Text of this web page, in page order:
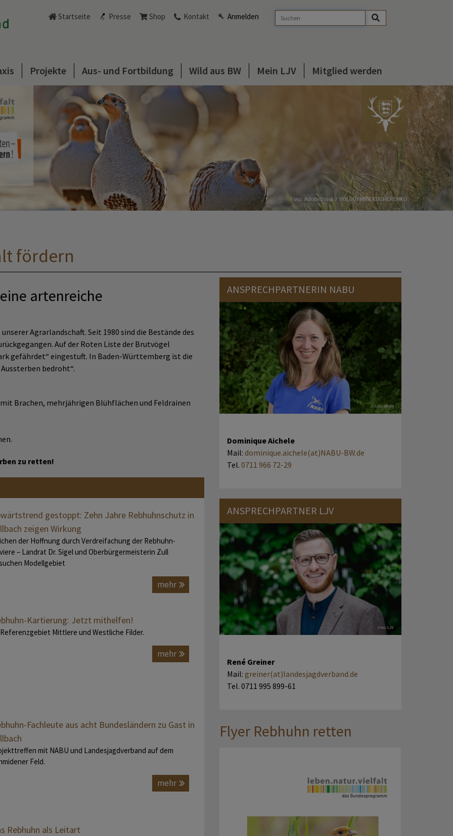
Startseite Presse Shop Kontakt Anmelden
Projekte Aus- und Fortbildung Wild aus BW Mein LJV Mitglied werden
fördern
artenreiche
Agrarlandschaft. Seit 1980 sind die Bestände des
Auf der Roten Liste der Brutvögel
gefährdet“ eingestuft. In Baden-Württemberg ist die
bedroht“.
Brachen, mehrjährigen Blühflächen und Feldrainen
zu retten!
gestoppt: Zehn Jahre Rebhuhnschutz in
zeigen Wirkung
der Hoffnung durch Verdreifachung der Rebhuhn-
– Landrat Dr. Sigel und Oberbürgermeisterin Zull
Modellgebiet
mehr
Kartierung: Jetzt mithelfen!
Mittlere und Westliche Filder.
mehr
Fachleute aus acht Bundesländern zu Gast in
mit NABU und Landesjagdverband auf dem
Feld.
mehr
Rebhuhn als Leitart
ANSPRECHPARTNERIN NABU
Dominique Aichele
Mail: dominique.aichele(at)NABU-BW.de
Tel. 0711 966 72-29
ANSPRECHPARTNER LJV
René Greiner
Mail: greiner(at)landesjagdverband.de
Tel. 0711 995 899-61
Flyer Rebhuhn retten